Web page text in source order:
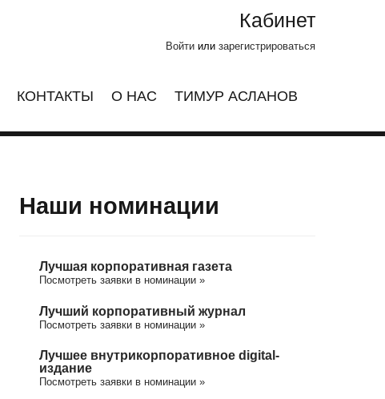
Кабинет
Войти или зарегистрироваться
КОНТАКТЫ О НАС ТИМУР АСЛАНОВ
Наши номинации
Лучшая корпоративная газета
Посмотреть заявки в номинации »
Лучший корпоративный журнал
Посмотреть заявки в номинации »
Лучшее внутрикорпоративное digital-
издание
Посмотреть заявки в номинации »